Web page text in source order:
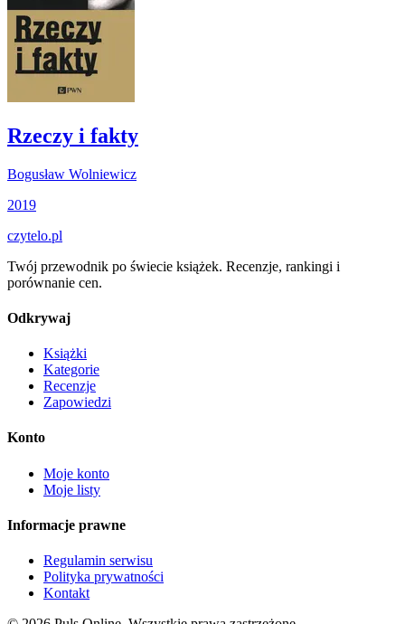
Rzeczy i fakty
Bogusław Wolniewicz
2019
czytelo.pl
Twój przewodnik po świecie książek. Recenzje, rankingi i
porównanie cen.
Odkrywaj
Książki
Kategorie
Recenzje
Zapowiedzi
Konto
Moje konto
Moje listy
Informacje prawne
Regulamin serwisu
Polityka prywatności
Kontakt